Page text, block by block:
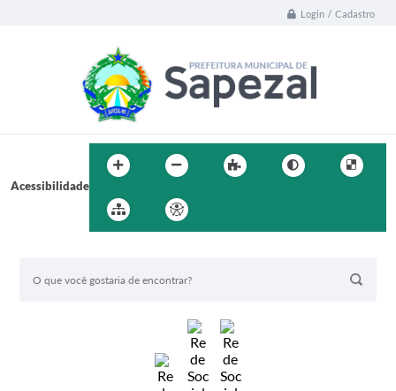
Login / Cadastro
Acessibilidade